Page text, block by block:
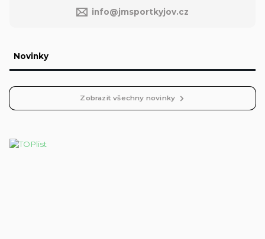
info@jmsportkyjov.cz
Novinky
Zobrazit všechny novinky